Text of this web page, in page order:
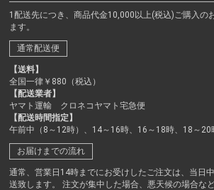
1配送先につき、商品代金10,000以上(税込)ご購入の
ます。
通常配送便
【送料】
全国一律￥880（税込）
【配送業者】
ヤマト運輸 クロネコヤマト宅急便
【配送時間指定】
午前中（8～12時）、14～16時、16～18時、18～20
お届けまでの流れ
通常、営業日14時までにお受けしたご注文は、当日
送致します。 注文が集中した場合、悪天候の場合な